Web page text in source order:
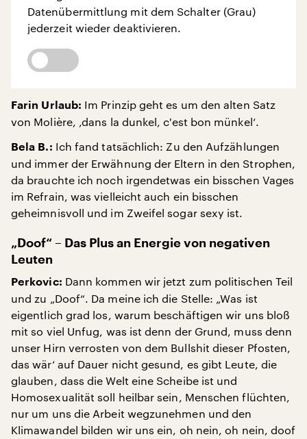
Datenübermittlung mit dem Schalter (Grau)
jederzeit wieder deaktivieren.
Farin Urlaub: Im Prinzip geht es um den alten Satz
von Molière, ‚dans la dunkel, c'est bon münkel‘.
Bela B.: Ich fand tatsächlich: Zu den Aufzählungen
und immer der Erwähnung der Eltern in den Strophen,
da brauchte ich noch irgendetwas ein bisschen Vages
im Refrain, was vielleicht auch ein bisschen
geheimnisvoll und im Zweifel sogar sexy ist.
„Doof“ – Das Plus an Energie von negativen
Leuten
Perkovic: Dann kommen wir jetzt zum politischen Teil
und zu „Doof“. Da meine ich die Stelle: „Was ist
eigentlich grad los, warum beschäftigen wir uns bloß
mit so viel Unfug, was ist denn der Grund, muss denn
unser Hirn verrosten von dem Bullshit dieser Pfosten,
das wär‘ auf Dauer nicht gesund, es gibt Leute, die
glauben, dass die Welt eine Scheibe ist und
Homosexualität soll heilbar sein, Menschen flüchten,
nur um uns die Arbeit wegzunehmen und den
Klimawandel bilden wir uns ein, oh nein, oh nein, doof